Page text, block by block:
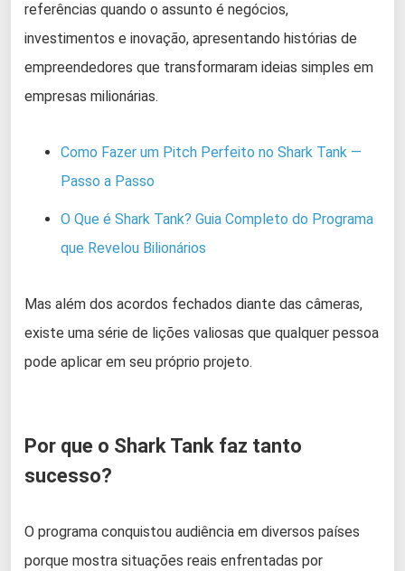
referências quando o assunto é negócios,
investimentos e inovação, apresentando histórias de
empreendedores que transformaram ideias simples em
empresas milionárias.
Como Fazer um Pitch Perfeito no Shark Tank —
Passo a Passo
O Que é Shark Tank? Guia Completo do Programa
que Revelou Bilionários
Mas além dos acordos fechados diante das câmeras,
existe uma série de lições valiosas que qualquer pessoa
pode aplicar em seu próprio projeto.
Por que o Shark Tank faz tanto
sucesso?
O programa conquistou audiência em diversos países
porque mostra situações reais enfrentadas por